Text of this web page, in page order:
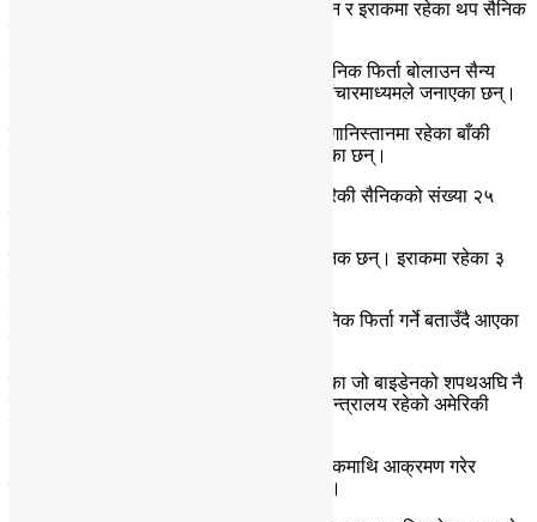
अमेरिकी राष्ट्रपति डोनाल्ड ट्रम्पले अफगानिस्तान र इराकमा रहेका थप सैनिक
राष्ट्रपति ट्रम्पले आगामी दुई महिनापछि आफ्ना सैनिक फिर्ता बोलाउन सैन्य
अधिकारीलाई आदेश दिने तयारी गरेको अमेरिकी संचारमाध्यमले जनाएका छन्।
रक्षा मन्त्रालयका अनुसार राष्ट्रपति ट्रम्पले अफगानिस्तानमा रहेका बाँकी
सैनिक मध्येबाट केहीलाई फिर्ता ल्याउने तयारी गरेका छन्।
आउँदो जनवरीको मध्यसम्म अफगानिस्तानमा अमेरिकी सैनिकको संख्या २५
हाल अफगानिस्तानमा झण्डै ५ हजार अमेरिकी सैनिक छन्। इराकमा रहेका ३
राष्ट्रपति ट्रम्पले यसअघि क्रिसमससम्म सबै सैनिक फिर्ता गर्ने बताउँदै आएका
हालै सम्पन्न निर्वाचनमा राष्ट्रपतिमा निर्वाचित भएका जो बाइडेनको शपथअघि नै
सैनिक फिर्ताको प्रक्रिया पूरा गर्ने तयारीमा रक्षा मन्त्रालय रहेको अमेरिकी
अमेरिकी नेतृत्वमा रहेको सेनाले सन् २००३ मा इराकमाथि आक्रमण गरेर
राष्ट्रपति सद्दाम हुसेनको सत्ताच्यूत गराएको थियो।